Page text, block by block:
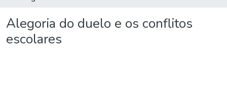
Alegoria do duelo e os conflitos
escolares